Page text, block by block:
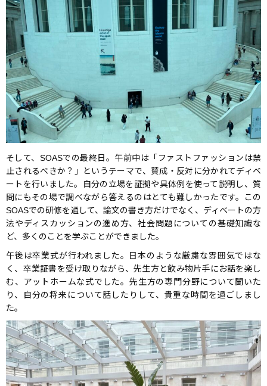
そして、SOASでの最終日。午前中は「ファストファッションは禁
止されるべきか？」というテーマで、賛成・反対に分かれてディベ
ートを行いました。自分の立場を証拠や具体例を使って説明し、質
問にもその場で調べながら答えるのはとても難しかったです。この
SOASでの研修を通して、論文の書き方だけでなく、ディベートの方
法やディスカッションの進め方、社会問題についての基礎知識な
ど、多くのことを学ぶことができました。
午後は卒業式が行われました。日本のような厳粛な雰囲気ではな
く、卒業証書を受け取りながら、先生方と飲み物片手にお話を楽し
む、アットホームな式でした。先生方の専門分野について聞いた
り、自分の将来について話したりして、貴重な時間を過ごしまし
た。